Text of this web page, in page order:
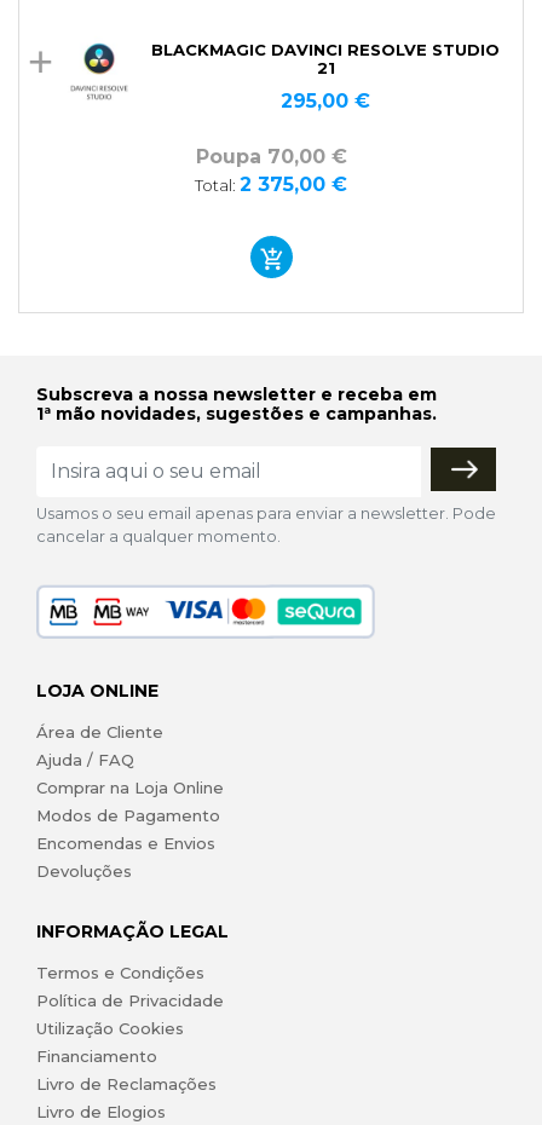
BLACKMAGIC DAVINCI RESOLVE STUDIO
21
295,00 €
Poupa 70,00 €
Total: 2 375,00 €
Subscreva a nossa newsletter e receba em
1ª mão novidades, sugestões e campanhas.
Usamos o seu email apenas para enviar a newsletter. Pode
cancelar a qualquer momento.
LOJA ONLINE
Área de Cliente
Ajuda / FAQ
Comprar na Loja Online
Modos de Pagamento
Encomendas e Envios
Devoluções
INFORMAÇÃO LEGAL
Termos e Condições
Política de Privacidade
Utilização Cookies
Financiamento
Livro de Reclamações
Livro de Elogios